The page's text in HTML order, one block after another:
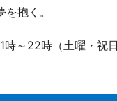
抱く。
～22時（土曜・祝